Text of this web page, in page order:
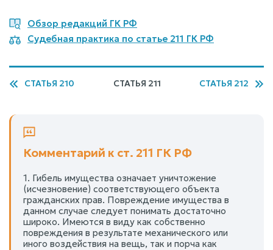
Обзор редакций ГК РФ
Судебная практика по статье 211 ГК РФ
СТАТЬЯ 210 СТАТЬЯ 211 СТАТЬЯ 212
Комментарий к ст. 211 ГК РФ
1. Гибель имущества означает уничтожение
(исчезновение) соответствующего объекта
гражданских прав. Повреждение имущества в
данном случае следует понимать достаточно
широко. Имеются в виду как собственно
повреждения в результате механического или
иного воздействия на вещь, так и порча как